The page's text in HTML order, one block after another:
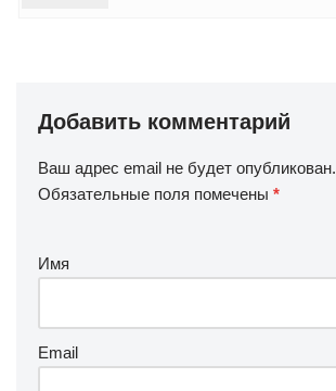
Добавить комментарий
Ваш адрес email не будет опубликован.
Обязательные поля помечены *
Имя
Email